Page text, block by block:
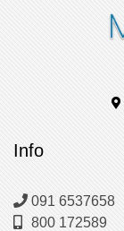
Info
091 6537658
800 172589